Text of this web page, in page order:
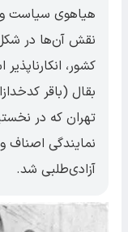
هیاهوی سیاست و
نقش آن‌ها در
کشور،
بقال (باقر
تهران که در
نمایندگی
آزادی‌طلبی شد.